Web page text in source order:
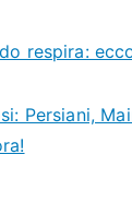
respira:
Persiani,